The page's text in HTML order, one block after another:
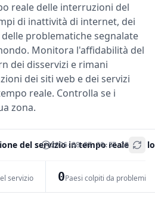
reale delle interruzioni del
di inattività di internet, dei
problematiche segnalate
Monitora l'affidabilità del
dei disservizi e rimani
dei siti web e dei servizi
reale. Controlla se i
zona.
del servizio in tempo reale per
2026-08-07 20:57:28
servizio 0Paesi colpiti da problemi
+